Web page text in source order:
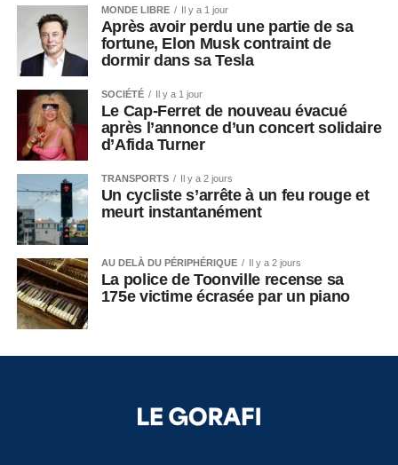
MONDE LIBRE Il y a 1 jour
Après avoir perdu une partie de sa
fortune, Elon Musk contraint de
dormir dans sa Tesla
SOCIÉTÉ Il y a 1 jour
Le Cap-Ferret de nouveau évacué
après l’annonce d’un concert solidaire
d’Afida Turner
TRANSPORTS Il y a 2 jours
Un cycliste s’arrête à un feu rouge et
meurt instantanément
AU DELÀ DU PÉRIPHÉRIQUE Il y a 2 jours
La police de Toonville recense sa
175e victime écrasée par un piano